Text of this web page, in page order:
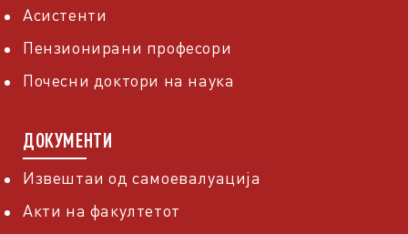
Асистенти
Пензионирани професори
Почесни доктори на наука
ДОКУМЕНТИ
Извештаи од самоевалуација
Акти на факултетот